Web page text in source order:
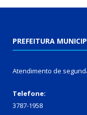
PREFEITURA
Atendimento de
Telefone:
3787-1958